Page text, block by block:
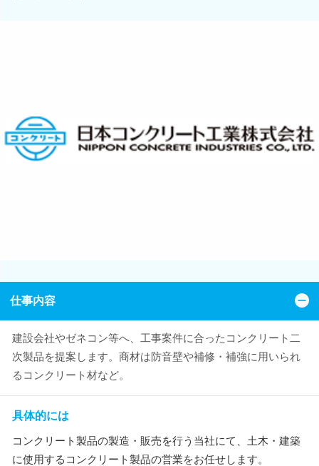
仕事内容
建設会社やゼネコン等へ、工事案件に合ったコンクリート二
次製品を提案します。商材は防音壁や補修・補強に用いられ
るコンクリート材など。
具体的には
コンクリート製品の製造・販売を行う当社にて、土木・建築
に使用するコンクリート製品の営業をお任せします。